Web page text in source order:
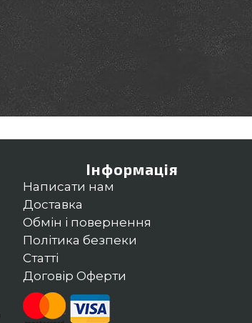
Інформація
Написати нам
Доставка
Обмін і повернення
Політика безпеки
Статті
Договір Оферти